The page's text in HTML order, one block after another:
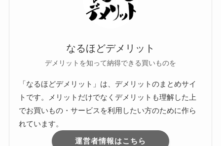
なるほどデメリット
デメリットを知って納得できる買いものを
「なるほどデメリット」は、デメリットのまとめサイ
トです。メリットだけでなくデメリットも理解した上
でお買いもの・サービスを利用したい方のために作ら
れています。
運営者情報はこちら